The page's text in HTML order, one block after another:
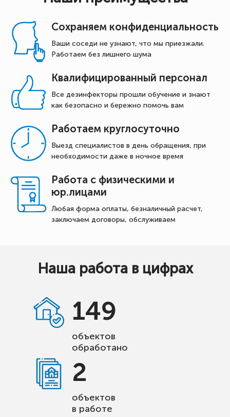
Сохраняем конфиденциальность
Ваши соседи не узнают, что мы приезжали.
Работаем без лишнего шума
Квалифицированный персонал
Все дезинфекторы прошли обучение и знают
как безопасно и бережно помочь вам
Работаем круглосуточно
Выезд специалистов в день обращения, при
необходимости даже в ночное время
Работа с физическими и
юр.лицами
Любая форма оплаты, безналичный расчет,
заключаем договоры, обслуживаем
Наша работа в цифрах
149
объектов
обработано
2
объектов
в работе